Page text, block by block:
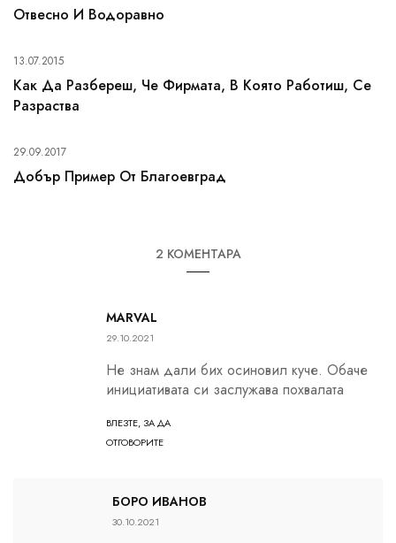
Отвесно И Водоравно
13.07.2015
Как Да Разбереш, Че Фирмата, В Която Работиш, Се
Разраства
29.09.2017
Добър Пример От Благоевград
2 КОМЕНТАРА
MARVAL
29.10.2021
Не знам дали бих осиновил куче. Обаче
инициативата си заслужава похвалата
ВЛЕЗТЕ, ЗА ДА
ОТГОВОРИТЕ
БОРО ИВАНОВ
30.10.2021